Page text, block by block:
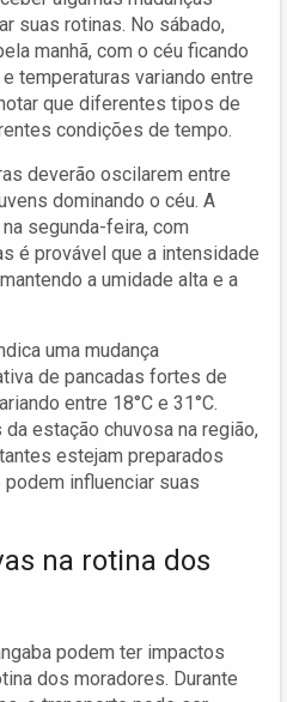
suas rotinas. No sábado,
manhã, com o céu ficando
temperaturas variando entre
que diferentes tipos de
condições de tempo.
deverão oscilarem entre
dominando o céu. A
segunda-feira, com
é provável que a intensidade
a umidade alta e a
uma mudança
de pancadas fortes de
entre 18°C e 31°C.
estação chuvosa na região,
estejam preparados
influenciar suas
na rotina dos
podem ter impactos
dos moradores. Durante